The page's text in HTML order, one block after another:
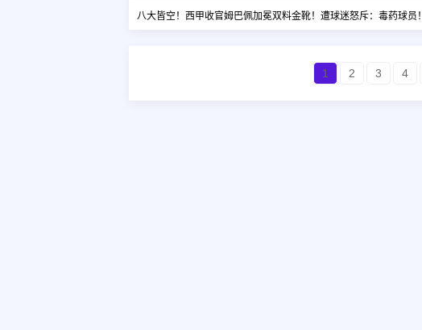
八大皆空！西甲收官姆巴佩加冕双料金靴！遭球迷怒斥：毒药球员！
1 2 3 4